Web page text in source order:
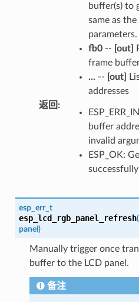
buffer(s) to
same as
parameters.
fb0-- [out]
frame
... -- [out]
addresses
返回 :
buffer
invalid
ESP_OK:
successfully
esp_err_t
esp_lcd_rgb_panel_refresh(
panel )
Manually trigger once
buffer to the LCD panel.
备注